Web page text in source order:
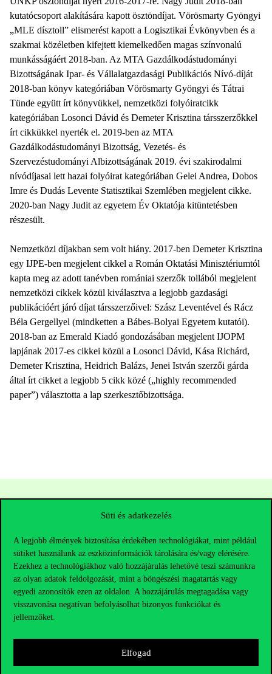
Süti és adatkezelés
A legjobb élmények biztosítása érdekében technológiákat, mint például
sütiket használunk az eszközinformációk tárolására és/vagy elérésére.
Ezekhez a technológiákhoz való hozzájárulás lehetővé teszi számunkra
az olyan adatok feldolgozását, mint a böngészési magatartás vagy
egyedi azonosítók ezen az oldalon. A hozzájárulás megtagadása vagy
visszavonása negatívan befolyásolhat bizonyos funkciókat és
jellemzőket.
Elfogad
kutatócsoport alakítására kapott ösztöndíjat. Vörösmarty Gyöngyi
„MLE dísztoll” elismerést kapott a Logisztikai Évkönyvben és a
szakmai közéletben kifejtett kiemelkedően magas színvonalú
munkásságáért 2018-ban. Az MTA Gazdálkodástudományi
Bizottságának Ipar- és Vállalatgazdasági Publikációs Nívó-díját
2018-ban könyv kategóriában Vörösmarty Gyöngyi és Tátrai
Tünde együtt írt könyvükkel, nemzetközi folyóiratcikk
kategóriában Losonci Dávid és Demeter Krisztina társszerzőkkel
írt cikkükkel nyerték el. 2019-ben az MTA
Gazdálkodástudományi Bizottság, Vezetés- és
Szervezéstudományi Albizottságának 2019. évi szakirodalmi
nívódíjasai lett hazai folyóirat kategóriában Gelei Andrea, Dobos
Imre és Dudás Levente Statisztikai Szemlében megjelent cikke.
2020-ban Nagy Judit az egyetem Év Oktatója kitüntetésben
részesült.
Nemzetközi díjakban sem volt hiány. 2017-ben Demeter Krisztina
egy IJPE-ben megjelent cikkel a Román Oktatási Minisztériumtól
kapta meg az adott tanévben romániai szerzők tollából megjelent
nemzetközi cikkek közül kiválasztva a legjobb gazdasági
publikációért járó díjat társszerzőivel: Szász Leventével és Rácz
Béla Gergellyel (mindketten a Bábes-Bolyai Egyetem kutatói).
2018-ban az Emerald Kiadó gondozásában megjelent IJOPM
lapjának 2017-es cikkei közül a Losonci Dávid, Kása Richárd,
Demeter Krisztina, Heidrich Balázs, Jenei István szerzői gárda
által írt cikket a legjobb 5 cikk közé („highly recommended
paper”) választotta a lap szerkesztőbizottsága.
Elérhetőségek
+36 1 482 5000